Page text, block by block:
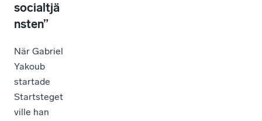
socialtjä
nsten”
När Gabriel
Yakoub
startade
Startsteget
ville han